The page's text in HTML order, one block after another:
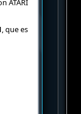
ATARI
, que es